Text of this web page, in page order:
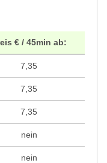
€ / 45min ab:
7,35
7,35
7,35
nein
nein